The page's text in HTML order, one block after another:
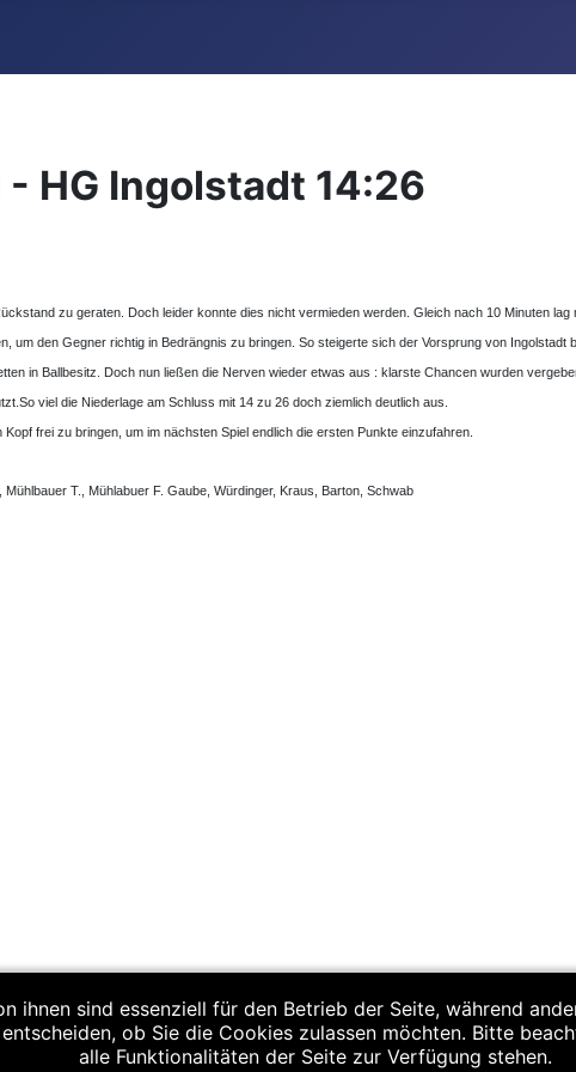
- HG Ingolstadt 14:26
zu geraten. Doch leider konnte dies nicht vermieden werden. Gleich nach 10 Minuten
um den Gegner richtig in Bedrängnis zu bringen. So steigerte sich der Vorsprung von
in Ballbesitz. Doch nun ließen die Nerven wieder etwas aus : klarste Chancen wurden
So viel die Niederlage am Schluss mit 14 zu 26 doch ziemlich deutlich aus.
frei zu bringen, um im nächsten Spiel endlich die ersten Punkte einzufahren.
T., Mühlabuer F. Gaube, Würdinger, Kraus, Barton, Schwab
II 26:21 (8:10)
ihnen sind essenziell für den Betrieb der Seite, während
ob Sie die Cookies zulassen möchten. Bitte
alle Funktionalitäten der Seite zur Verfügung stehen.